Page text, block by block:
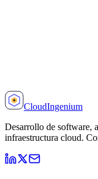
CloudIngenium
Desarrollo de software,
infraestructura cloud.